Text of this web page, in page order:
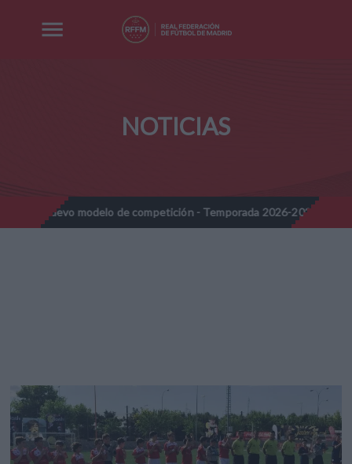
NOTICIAS
modelo de competición - Temporada 2026-2027 // Nota